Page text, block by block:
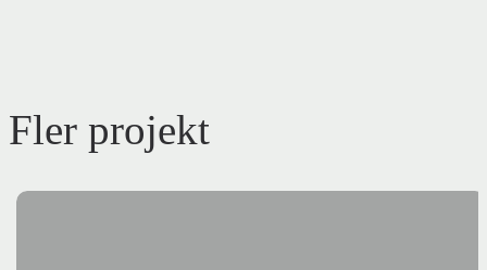
Fler projekt
Brf